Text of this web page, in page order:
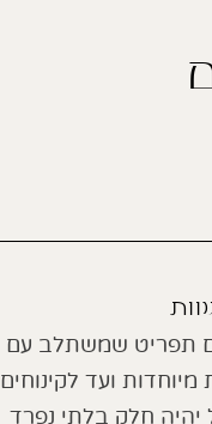
תפריט שמשתלב עם
ועד לקינוחים
יהיה חלק בלתי נפרד